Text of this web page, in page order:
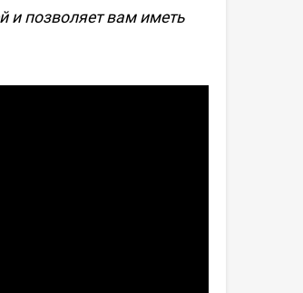
и позволяет вам иметь